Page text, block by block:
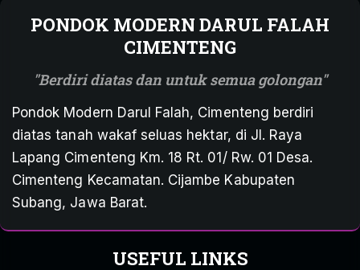
PONDOK MODERN DARUL FALAH
CIMENTENG
Berdiri diatas dan untuk semua golongan
Pondok Modern Darul Falah, Cimenteng berdiri
diatas tanah wakaf seluas hektar, di Jl. Raya
Lapang Cimenteng Km. 18 Rt. 01/ Rw. 01 Desa.
Cimenteng Kecamatan. Cijambe Kabupaten
Subang, Jawa Barat.
USEFUL LINKS